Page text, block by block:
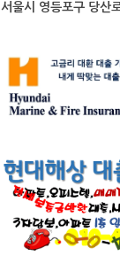
서울시 영등포구 당산